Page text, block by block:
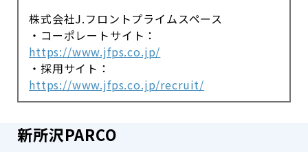
株式会社J.フロントプライムスペース
・コーポレートサイト：
https://www.jfps.co.jp/
・採用サイト：
https://www.jfps.co.jp/recruit/
新所沢PARCO